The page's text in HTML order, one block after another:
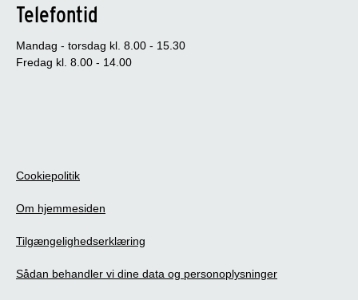
Telefontid
Mandag - torsdag kl. 8.00 - 15.30
Fredag kl. 8.00 - 14.00
Cookiepolitik
Om hjemmesiden
Tilgængelighedserklæring
Sådan behandler vi dine data og personoplysninger